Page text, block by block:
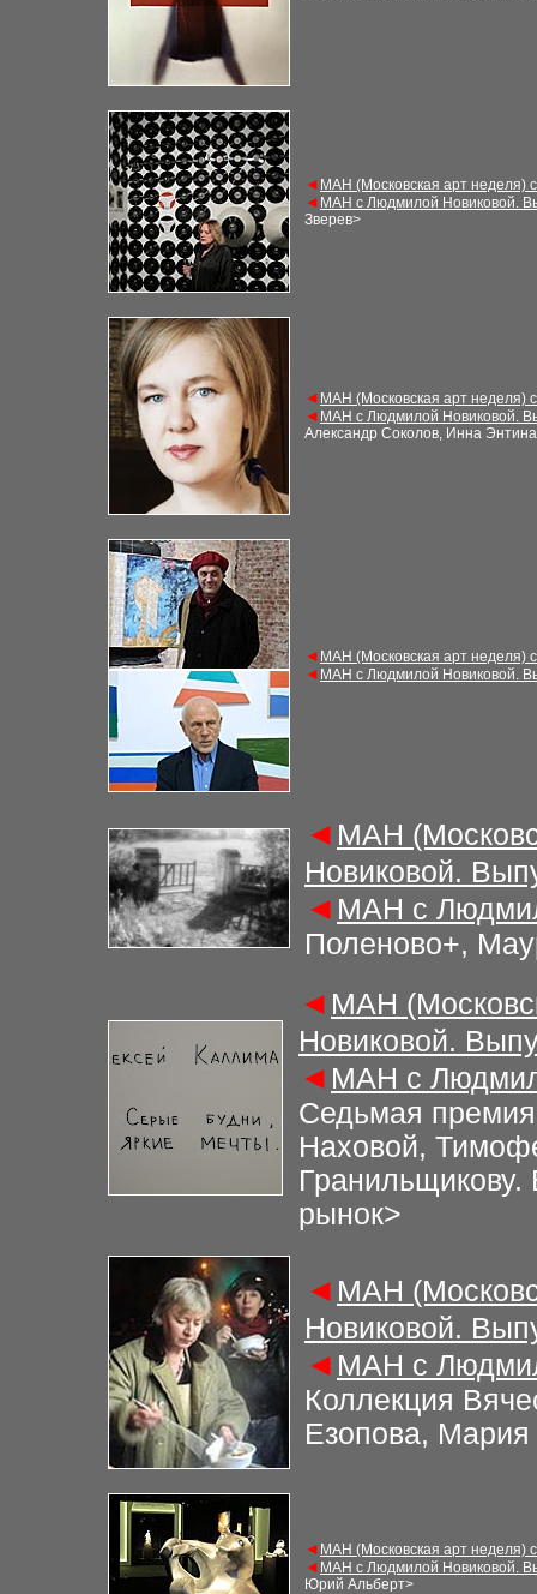
◄ МАН (Московская арт неделя)
◄ МАН с Людмилой Новиковой.
Зверев>
◄ МАН (Московская арт неделя)
◄ МАН с Людмилой Новиковой.
Александр Соколов, Инна
◄ МАН (Московская арт неделя)
◄ МАН с Людмилой Новиковой.
◄ МАН
Новиковой.
◄ МАН с
Поленово+,
◄ МАН
Новиковой.
◄ МАН с
Седьмая
Наховой,
рынок>
◄ МАН
Новиковой.
◄ МАН с
Коллекция
Езопова, Мария
◄ МАН (Московская арт неделя)
◄ МАН с Людмилой Новиковой.
Юрий Альберт>